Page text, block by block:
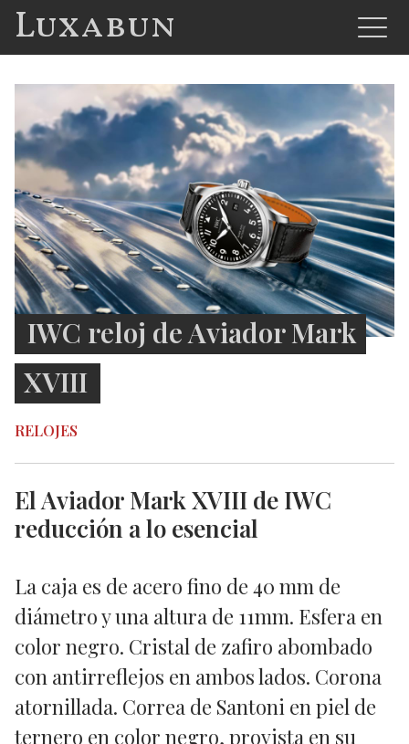
Luxabun
IWC reloj de Aviador Mark
XVIII
RELOJES
El Aviador Mark XVIII de IWC
reducción a lo esencial
La caja es de acero fino de 40 mm de
diámetro y una altura de 11mm. Esfera en
color negro. Cristal de zafiro abombado
con antirreflejos en ambos lados. Corona
atornillada. Correa de Santoni en piel de
ternero en color negro, provista en su